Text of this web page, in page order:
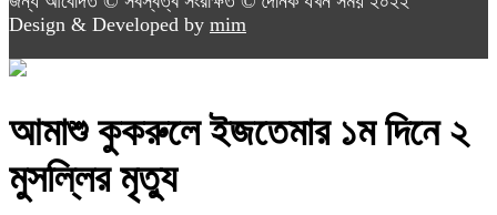
Design & Developed by mim
আমাশু কুকরুলে ইজতেমার ১ম দিনে ২
মুসল্লির মৃত্যু